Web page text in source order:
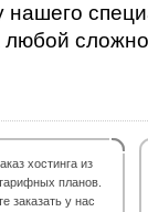
нашего
любой
хостинга из
планов.
заказать у нас